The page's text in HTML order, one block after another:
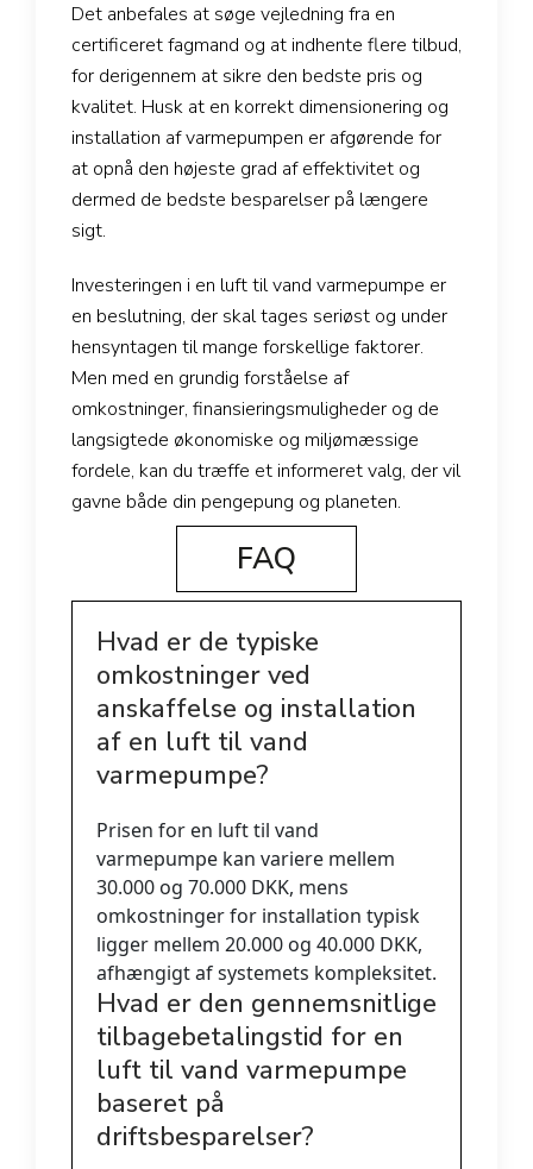
Det anbefales at søge vejledning fra en
certificeret fagmand og at indhente flere tilbud,
for derigennem at sikre den bedste pris og
kvalitet. Husk at en korrekt dimensionering og
installation af varmepumpen er afgørende for
at opnå den højeste grad af effektivitet og
dermed de bedste besparelser på længere
sigt.
Investeringen i en luft til vand varmepumpe er
en beslutning, der skal tages seriøst og under
hensyntagen til mange forskellige faktorer.
Men med en grundig forståelse af
omkostninger, finansieringsmuligheder og de
langsigtede økonomiske og miljømæssige
fordele, kan du træffe et informeret valg, der vil
gavne både din pengepung og planeten.
FAQ
Hvad er de typiske
omkostninger ved
anskaffelse og installation
af en luft til vand
varmepumpe?
Prisen for en luft til vand
varmepumpe kan variere mellem
30.000 og 70.000 DKK, mens
omkostninger for installation typisk
ligger mellem 20.000 og 40.000 DKK,
afhængigt af systemets kompleksitet.
Hvad er den gennemsnitlige
tilbagebetalingstid for en
luft til vand varmepumpe
baseret på
driftsbesparelser?